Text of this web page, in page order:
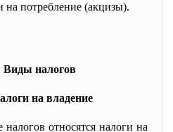
на потребление (акцизы).
Виды налогов
на владение
относятся налоги на